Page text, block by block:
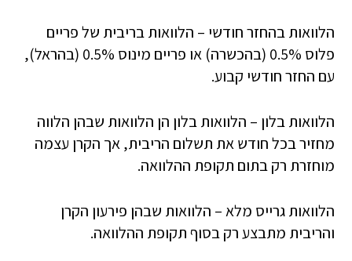
הלוואות בהחזר חודשי – הלוואות בריבית של פריים
פלוס 0.5% (בהכשרה) או פריים מינוס 0.5% (בהראל),
עם החזר חודשי קבוע.
הלוואות בלון – הלוואות בלון הן הלוואות שבהן הלווה
מחזיר בכל חודש את תשלום הריבית, אך הקרן עצמה
מוחזרת רק בתום תקופת ההלוואה.
הלוואות גרייס מלא – הלוואות שבהן פירעון הקרן
והריבית מתבצע רק בסוף תקופת ההלוואה.